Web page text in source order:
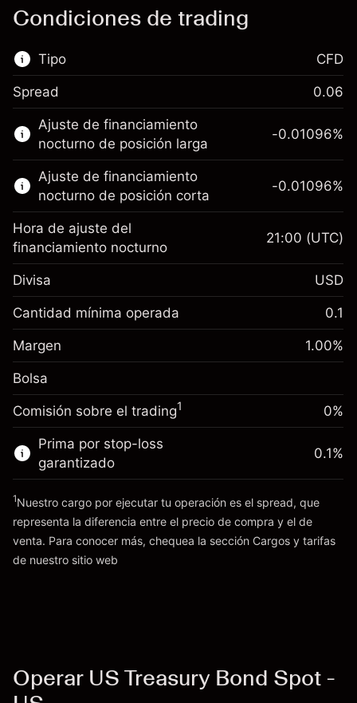
Condiciones de trading
Tipo
Este mercado financiero está disponible para
hacer trading con CFD.
Obtén más información sobre:
CFD
CFD
Spread 0.06
Ajuste de financiamiento
nocturno de posición larga
$1,000.00
Ajuste de financiamiento
nocturno
Cargos por el valor total de la
posición
%
(-$10.96)
Tamaño de la operación con apalancamiento
$100,000.00
Dinero del apalancamiento ~ $
Ir a la plataforma
-0.01096%
Ajuste de financiamiento
nocturno de posición corta
Margen. Tu inversión
$1,000.00
Ajuste de financiamiento
Cargos por el valor total de la
posición
-0.01096
Tamaño de la operación con apalancamiento
$100,000.00
Dinero del apalancamiento ~ $
Ir a la plataforma
-0.01096%
Hora de ajuste del
financiamiento nocturno
21:00 (UTC)
Divisa USD
Cantidad mínima operada 0.1
Margen 1.00%
Bolsa
Comisión sobre el trading1 0%
Prima por stop-loss
garantizado
Cargos
0.1%
1Nuestro cargo por ejecutar tu operación es el spread, que
representa la diferencia entre el precio de compra y el de
venta. Para conocer más, chequea la sección Cargos y tarifas
de nuestro sitio web
Operar US Treasury Bond Spot -